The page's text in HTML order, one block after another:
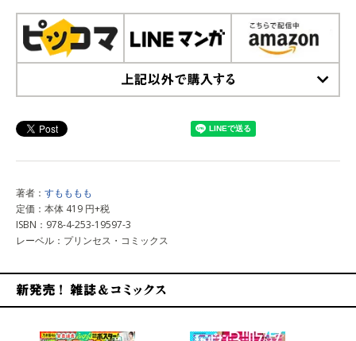
著者： すもももも
定価：本体 419 円+税
ISBN：978-4-253-19597-3
レーベル：プリンセス・コミックス